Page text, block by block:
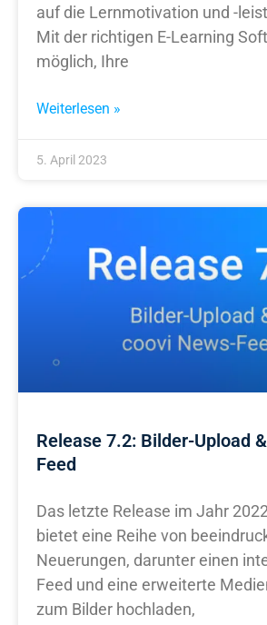
auf die Lernmotivation und -
Mit der richtigen E-Learning
möglich, Ihre
Weiterlesen »
5. April 2023
Release 7.2: Bilder-Upload
Feed
Das letzte Release im Jahr
bietet eine Reihe von
Neuerungen, darunter einen
Feed und eine erweiterte
zum Bilder hochladen,